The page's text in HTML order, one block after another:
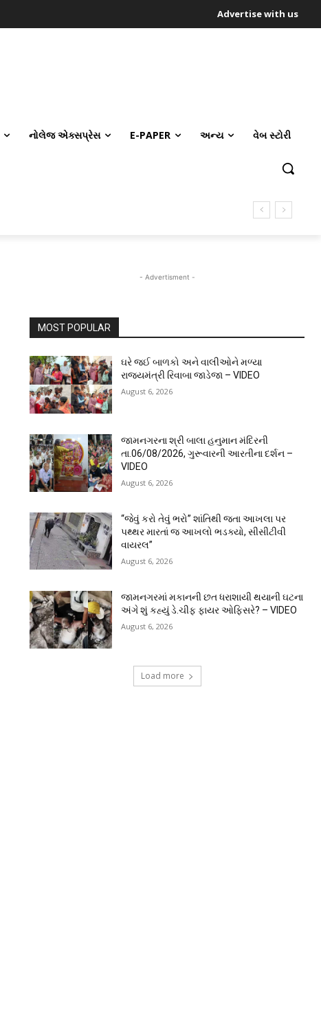
Advertise with us
નોલેજ એક્સપ્રેસ E-PAPER અન્ય વેબ સ્ટોરી
- Advertisment -
MOST POPULAR
ઘરે જઈ બાળકો અને વાલીઓને મળ્યા
રાજ્યમંત્રી રિવાબા જાડેજા – VIDEO
August 6, 2026
જામનગરના શ્રી બાલા હનુમાન મંદિરની
તા.06/08/2026, ગુરૂવારની આરતીના દર્શન –
VIDEO
August 6, 2026
“જેવું કરો તેવું ભરો” શાંતિથી જતા આખલા પર
પથ્થર મારતાં જ આખલો ભડક્યો, સીસીટીવી
વાયરલ”
August 6, 2026
જામનગરમાં મકાનની છત ધરાશાયી થયાની ઘટના
અંગે શું કહ્યું ડે.ચીફ ફાયર ઓફિસરે? – VIDEO
August 6, 2026
Load more